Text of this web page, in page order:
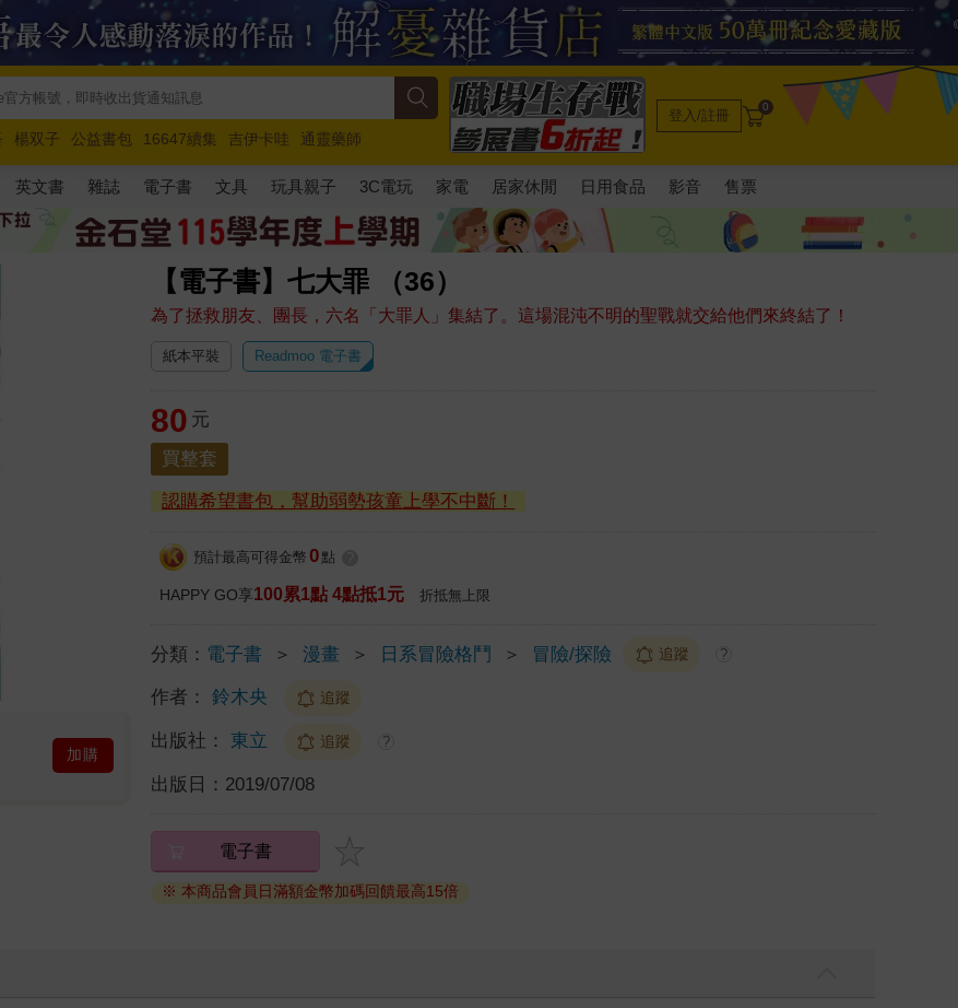
楊双子 公益書包 16647續集 吉伊卡哇
通靈藥師
攤新作 馬斯克 玩具總動員5 超慢跑
登入/註冊 0
英文書 雜誌 電子書 文具 玩具親子 3C電玩 家電 居家休閒 日用食品 影音 售票
【電子書】七大罪 （36）
為了拯救朋友、團長，六名「大罪人」集結了。這場混沌不明的聖戰就交給他們來終結了！
加購
紙本平裝 Readmoo 電子書
80 元
買整套
認購希望書包，幫助弱勢孩童上學不中斷！
預計最高可得金幣 0 點
HAPPY GO享100累1點 4點抵1元 折抵無上限
分類： 電子書 ＞ 漫畫 ＞ 日系冒險格鬥 ＞ 冒險/探險 追蹤 ?
作者： 鈴木央 追蹤
出版社： 東立 追蹤 ?
出版日： 2019/07/08
電子書
※ 本商品會員日滿額金幣加碼回饋最高15倍